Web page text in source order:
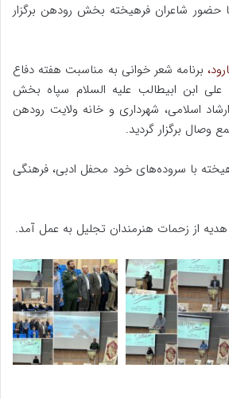
شاعران فرهیخته بخش رودهن برگزار
برنامه شعر خوانی به مناسبت هفته دفاع
ابن ابیطالب علیه السلام سپاه بخش
اسلامی، شهرداری و خانه ولایت رودهن
وصال برگزار گردید.
با سروده‌های خود محفل ادبی، فرهنگی
هدیه از زحمات هنرمندان تجلیل به عمل آمد.